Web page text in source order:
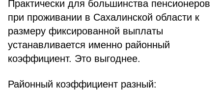
Практически для большинства пенсионеров
при проживании в Сахалинской области к
размеру фиксированной выплаты
устанавливается именно районный
коэффициент. Это выгоднее.
Районный коэффициент разный: